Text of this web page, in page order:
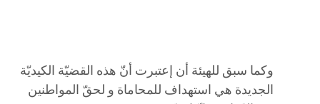
وكما سبق للهيئة أن إعتبرت أنّ هذه القضيّة الكيديّة
الجديدة هي استهداف للمحاماة و لحقّ المواطنين